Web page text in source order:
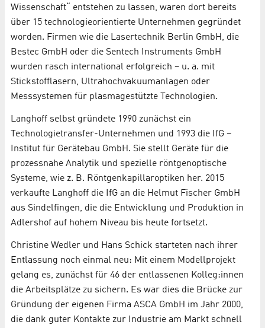
Wissenschaft“ entstehen zu lassen, waren dort bereits
über 15 technologieorientierte Unternehmen gegründet
worden. Firmen wie die Lasertechnik Berlin GmbH, die
Bestec GmbH oder die Sentech Instruments GmbH
wurden rasch international erfolgreich – u. a. mit
Stickstofflasern, Ultrahochvakuumanlagen oder
Messsystemen für plasmagestützte Technologien.
Langhoff selbst gründete 1990 zunächst ein
Technologietransfer-Unternehmen und 1993 die IfG –
Institut für Gerätebau GmbH. Sie stellt Geräte für die
prozessnahe Analytik und spezielle röntgenoptische
Systeme, wie z. B. Röntgenkapillaroptiken her. 2015
verkaufte Langhoff die IfG an die Helmut Fischer GmbH
aus Sindelfingen, die die Entwicklung und Produktion in
Adlershof auf hohem Niveau bis heute fortsetzt.
Christine Wedler und Hans Schick starteten nach ihrer
Entlassung noch einmal neu: Mit einem Modellprojekt
gelang es, zunächst für 46 der entlassenen Kolleg:innen
die Arbeitsplätze zu sichern. Es war dies die Brücke zur
Gründung der eigenen Firma ASCA GmbH im Jahr 2000,
die dank guter Kontakte zur Industrie am Markt schnell